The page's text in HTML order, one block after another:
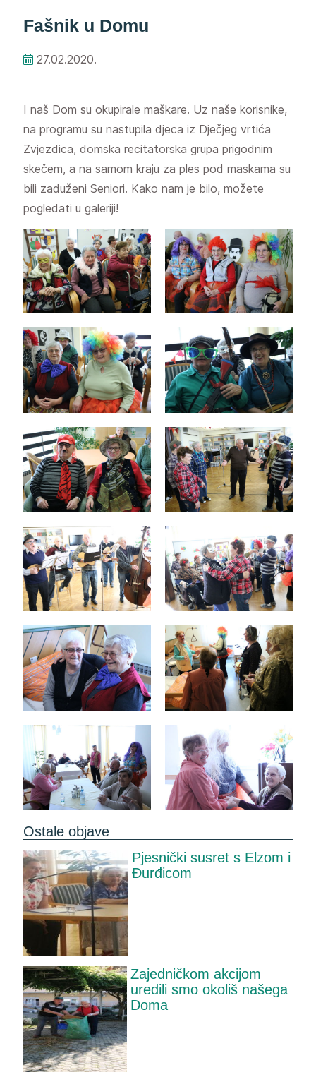
Fašnik u Domu
27.02.2020.
I naš Dom su okupirale maškare. Uz naše korisnike,
na programu su nastupila djeca iz Dječjeg vrtića
Zvjezdica, domska recitatorska grupa prigodnim
skečem, a na samom kraju za ples pod maskama su
bili zaduženi Seniori. Kako nam je bilo, možete
pogledati u galeriji!
Ostale objave
Pjesnički susret s Elzom i
Đurđicom
Zajedničkom akcijom
uredili smo okoliš našega
Doma